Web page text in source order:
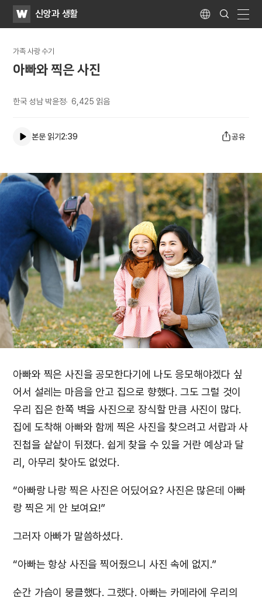
WATV신앙과 생활 Language
Search
Submit
가족 사랑 수기
아빠와 찍은 사진
한국 성남 박윤정 6,425 읽음
본문 읽기2:39 공유
아빠와 찍은 사진을 공모한다기에 나도 응모해야겠다 싶
어서 설레는 마음을 안고 집으로 향했다. 그도 그럴 것이
우리 집은 한쪽 벽을 사진으로 장식할 만큼 사진이 많다.
집에 도착해 아빠와 함께 찍은 사진을 찾으려고 서랍과 사
진첩을 샅샅이 뒤졌다. 쉽게 찾을 수 있을 거란 예상과 달
리, 아무리 찾아도 없었다.
“아빠랑 나랑 찍은 사진은 어딨어요? 사진은 많은데 아빠
랑 찍은 게 안 보여요!”
그러자 아빠가 말씀하셨다.
“아빠는 항상 사진을 찍어줬으니 사진 속에 없지.”
순간 가슴이 뭉클했다. 그랬다. 아빠는 카메라에 우리의